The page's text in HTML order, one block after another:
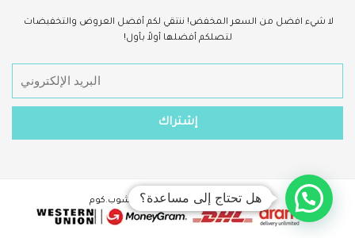
لا شيء افضل من السعر المخفض! ننتقي لكم أفضل العروض والتخفيضات
لتصلكم أفضلها أولاً بأول!
حقوق الطبع والنشر ©2023 - سينا شوب.كوم
هل تحتاج إلى مساعدة؟